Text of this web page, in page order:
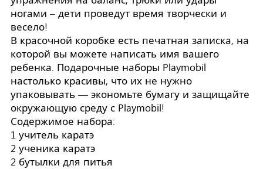
ногами – дети проведут время творчески и
весело!
В красочной коробке есть печатная записка, на
которой вы можете написать имя вашего
ребенка. Подарочные наборы Playmobil
настолько красивы, что их не нужно
упаковывать — экономьте бумагу и защищайте
окружающую среду с Playmobil!
Содержимое набора:
1 учитель каратэ
2 ученика каратэ
2 бутылки для питья